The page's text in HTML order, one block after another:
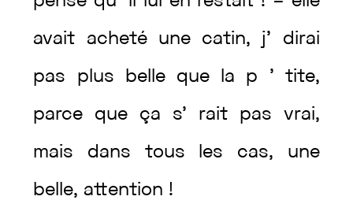
avait acheté une catin, j’ dirai
pas plus belle que la p ’ tite,
parce que ça s’ rait pas vrai,
mais dans tous les cas, une
belle, attention !